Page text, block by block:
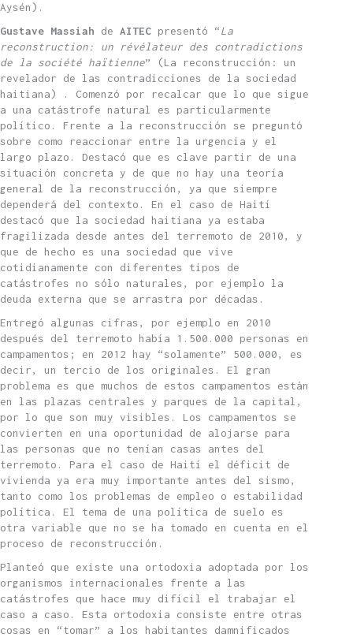
Aysén).
Gustave Massiah de AITEC presentó “La
reconstruction: un révélateur des contradictions
de la société haïtienne” (La reconstrucción: un
revelador de las contradicciones de la sociedad
haitiana) . Comenzó por recalcar que lo que sigue
a una catástrofe natural es particularmente
político. Frente a la reconstrucción se preguntó
sobre como reaccionar entre la urgencia y el
largo plazo. Destacó que es clave partir de una
situación concreta y de que no hay una teoría
general de la reconstrucción, ya que siempre
dependerá del contexto. En el caso de Haití
destacó que la sociedad haitiana ya estaba
fragilizada desde antes del terremoto de 2010, y
que de hecho es una sociedad que vive
cotidianamente con diferentes tipos de
catástrofes no sólo naturales, por ejemplo la
deuda externa que se arrastra por décadas.
Entregó algunas cifras, por ejemplo en 2010
después del terremoto había 1.500.000 personas en
campamentos; en 2012 hay “solamente” 500.000, es
decir, un tercio de los originales. El gran
problema es que muchos de estos campamentos están
en las plazas centrales y parques de la capital,
por lo que son muy visibles. Los campamentos se
convierten en una oportunidad de alojarse para
las personas que no tenían casas antes del
terremoto. Para el caso de Haití el déficit de
vivienda ya era muy importante antes del sismo,
tanto como los problemas de empleo o estabilidad
política. El tema de una política de suelo es
otra variable que no se ha tomado en cuenta en el
proceso de reconstrucción.
Planteó que existe una ortodoxia adoptada por los
organismos internacionales frente a las
catástrofes que hace muy difícil el trabajar el
caso a caso. Esta ortodoxia consiste entre otras
cosas en “tomar” a los habitantes damnificados